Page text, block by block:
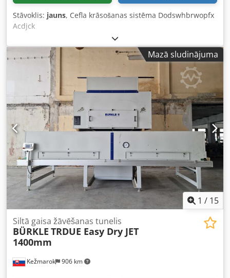
Stāvoklis: jauns, Cefla krāsošanas sistēma Dodswhbrwopfx
Acdjck
Mazā sludinājuma
1 / 15
Kežmarok 906 km
Siltā gaisa žāvēšanas tunelis
BÜRKLE TRDUE Easy Dry JET
1400mm